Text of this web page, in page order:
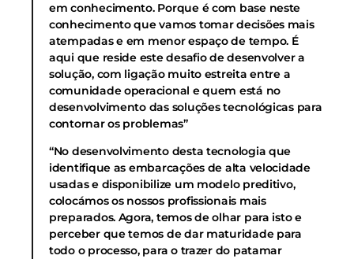
em conhecimento. Porque é com base neste
conhecimento que vamos tomar decisões mais
atempadas e em menor espaço de tempo. É
aqui que reside este desafio de desenvolver a
solução, com ligação muito estreita entre a
comunidade operacional e quem está no
desenvolvimento das soluções tecnológicas para
contornar os problemas”
“No desenvolvimento desta tecnologia que
identifique as embarcações de alta velocidade
usadas e disponibilize um modelo preditivo,
colocámos os nossos profissionais mais
preparados. Agora, temos de olhar para isto e
perceber que temos de dar maturidade para
todo o processo, para o trazer do patamar